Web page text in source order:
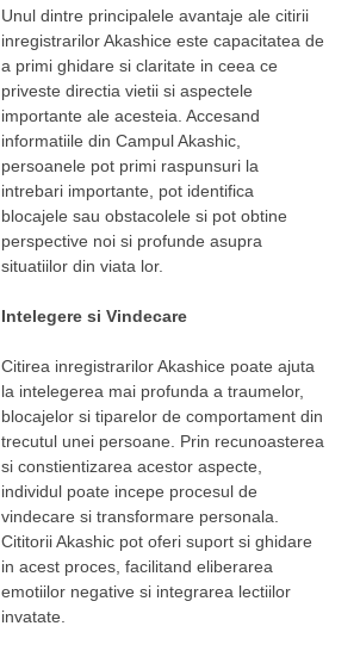
Unul dintre principalele avantaje ale citirii
inregistrarilor Akashice este capacitatea de
a primi ghidare si claritate in ceea ce
priveste directia vietii si aspectele
importante ale acesteia. Accesand
informatiile din Campul Akashic,
persoanele pot primi raspunsuri la
intrebari importante, pot identifica
blocajele sau obstacolele si pot obtine
perspective noi si profunde asupra
situatiilor din viata lor.
Intelegere si Vindecare
Citirea inregistrarilor Akashice poate ajuta
la intelegerea mai profunda a traumelor,
blocajelor si tiparelor de comportament din
trecutul unei persoane. Prin recunoasterea
si constientizarea acestor aspecte,
individul poate incepe procesul de
vindecare si transformare personala.
Cititorii Akashic pot oferi suport si ghidare
in acest proces, facilitand eliberarea
emotiilor negative si integrarea lectiilor
invatate.